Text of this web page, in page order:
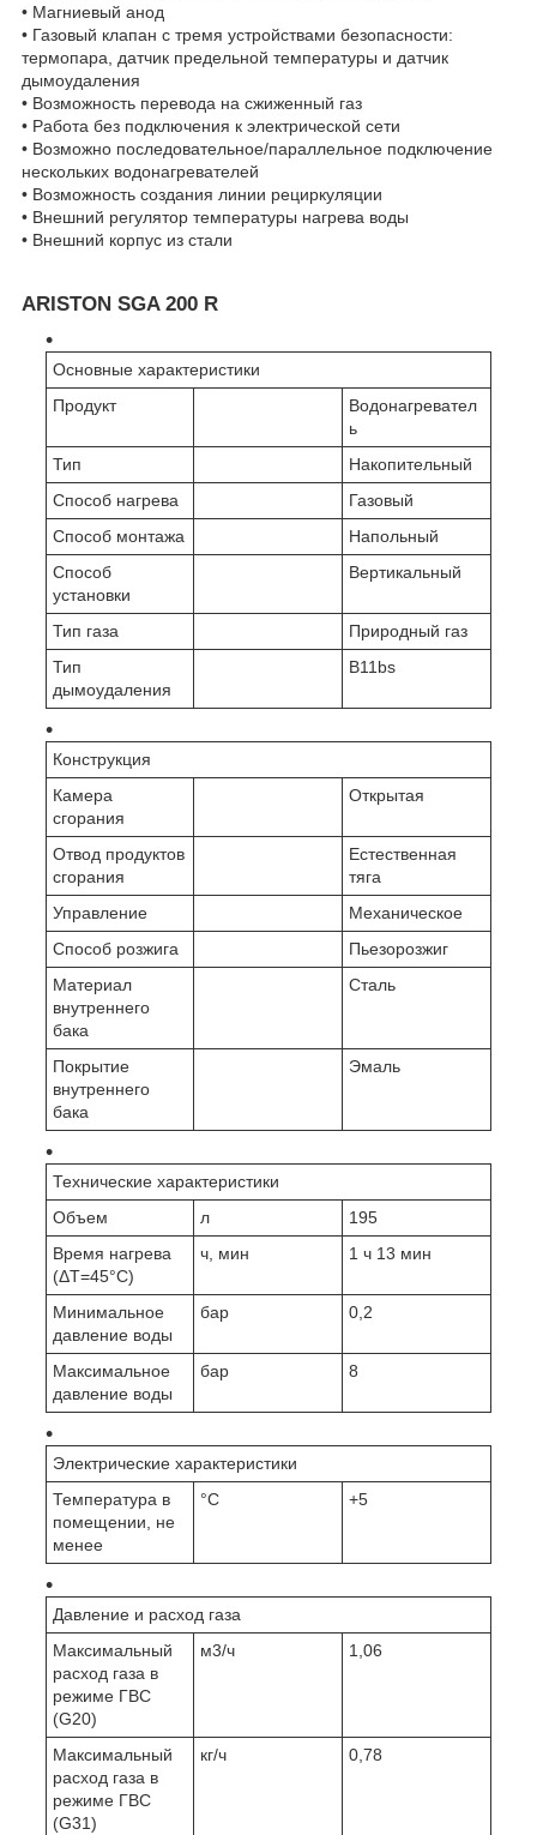
• Магниевый анод
• Газовый клапан с тремя устройствами безопасности:
термопара, датчик предельной температуры и датчик
дымоудаления
• Возможность перевода на сжиженный газ
• Работа без подключения к электрической сети
• Возможно последовательное/параллельное подключение
нескольких водонагревателей
• Возможность создания линии рециркуляции
• Внешний регулятор температуры нагрева воды
• Внешний корпус из стали
ARISTON SGA 200 R
Основные характеристики
Продукт
Водонагревател
ь
Тип
Накопительный
Способ нагрева
Газовый
Способ монтажа
Напольный
Способ
установки
Вертикальный
Тип газа
Природный газ
Тип
дымоудаления
B11bs
Конструкция
Камера
сгорания
Открытая
Отвод продуктов
сгорания
Естественная
тяга
Управление
Механическое
Способ розжига
Пьезорозжиг
Материал
внутреннего
бака
Сталь
Покрытие
внутреннего
бака
Эмаль
Технические характеристики
Объем
л
195
Время нагрева
(ΔT=45°С)
ч, мин 1 ч 13 мин
Минимальное
давление воды
бар 0,2
Максимальное
давление воды
бар 8
Электрические характеристики
Температура в
помещении, не
менее
°C +5
Давление и расход газа
Максимальный
расход газа в
режиме ГВС
(G20)
м3/ч 1,06
Максимальный
расход газа в
режиме ГВС
(G31)
кг/ч 0,78